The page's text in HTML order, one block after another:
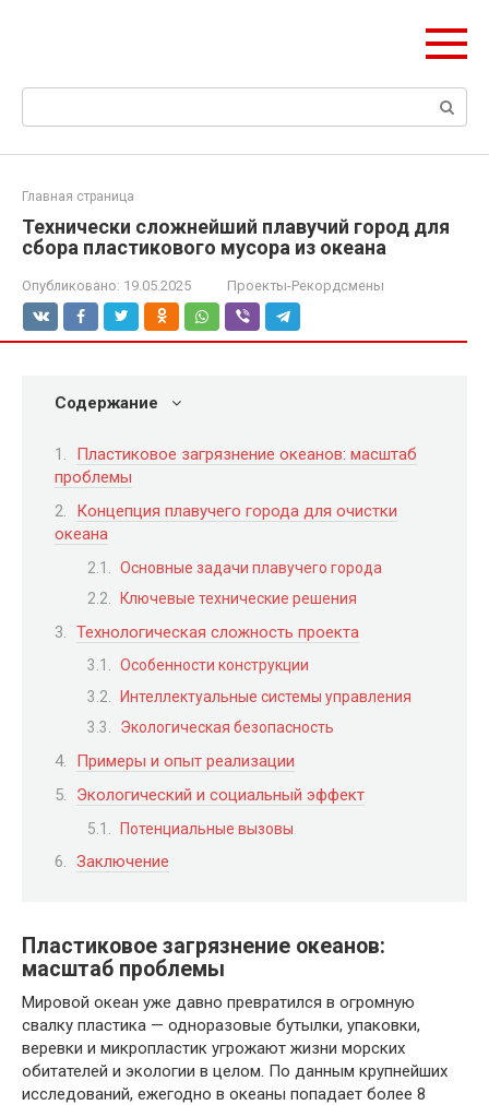
Поиск:
Главная страница
Технически сложнейший плавучий город для
сбора пластикового мусора из океана
Опубликовано: 19.05.2025 Проекты-Рекордсмены
Содержание
Пластиковое загрязнение океанов: масштаб
проблемы
Концепция плавучего города для очистки
океана
Основные задачи плавучего города
Ключевые технические решения
Технологическая сложность проекта
Особенности конструкции
Интеллектуальные системы управления
Экологическая безопасность
Примеры и опыт реализации
Экологический и социальный эффект
Потенциальные вызовы
Заключение
Пластиковое загрязнение океанов:
масштаб проблемы
Мировой океан уже давно превратился в огромную
свалку пластика — одноразовые бутылки, упаковки,
веревки и микропластик угрожают жизни морских
обитателей и экологии в целом. По данным крупнейших
исследований, ежегодно в океаны попадает более 8